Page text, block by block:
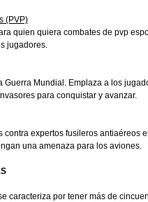
(PVP)
quien quiera combates de pvp
jugadores.
Guerra Mundial. Emplaza a los
para conquistar y avanzar.
contra expertos fusileros antiaéreos
una amenaza para los aviones.
caracteriza por tener más de